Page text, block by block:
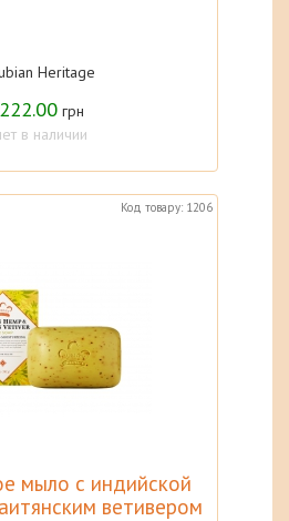
Heritage
222.00 грн
в наличии
Код товару: 1206
мыло c индийской
ветивером